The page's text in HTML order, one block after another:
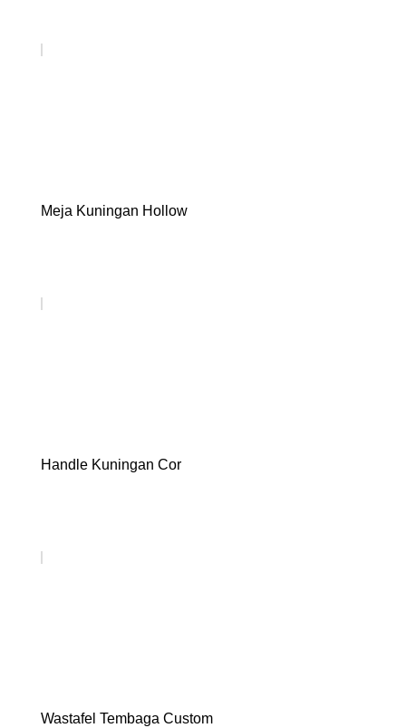
Meja Kuningan Hollow
Handle Kuningan Cor
Wastafel Tembaga Custom